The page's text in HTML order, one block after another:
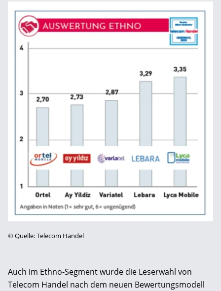
©Quelle: Telecom Handel
Auch im Ethno-Segment wurde die Leserwahl von
Telecom Handel nach dem neuen Bewertungsmodell